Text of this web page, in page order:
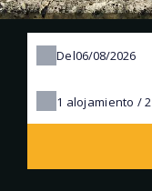
Del
1 alojamiento /2